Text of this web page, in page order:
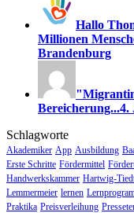
Hallo
Millionen
Brandenburg
Bereicherung...4.
Schlagworte
Akademiker App Ausbildung
Erste Schritte Fördermittel
Handwerkskammer Hartwig-
Lemmermeier lernen
Praktika Preisverleihung